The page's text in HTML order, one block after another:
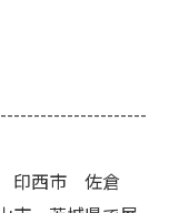
印西市 佐倉